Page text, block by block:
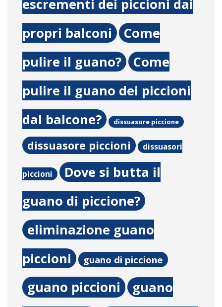
escrementi dei piccioni dai
propri balconi
Come
pulire il guano?
Come
pulire il guano dei piccioni
dal balcone?
dissuasore piccione
dissuasore piccioni dissuasori
piccioni
Dove si butta il
guano di piccione?
eliminazione guano
piccioni
guano di piccione
guano piccioni
guano